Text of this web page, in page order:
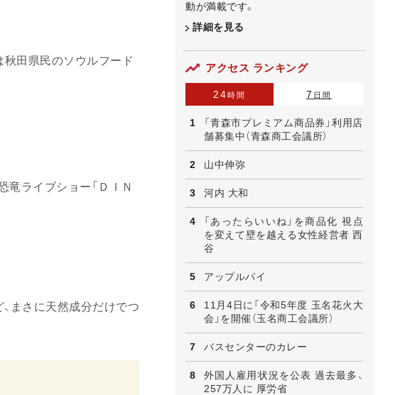
秋田県民のソウルフード
竜ライブショー「ＤＩＮ
まさに天然成分だけでつ
動が満載です。
詳細を見る
アクセス ランキング
24時間 7 日間
「青森市プレミアム商品券」利用店
舗募集中（青森商工会議所）
山中伸弥
河内 大和
「あったらいいね」を商品化 視点
を変えて壁を越える女性経営者 西
谷
アップルパイ
11月4日に「令和5年度 玉名花火大
会」を開催（玉名商工会議所）
バスセンターのカレー
外国人雇用状況を公表 過去最多、
257万人に 厚労省